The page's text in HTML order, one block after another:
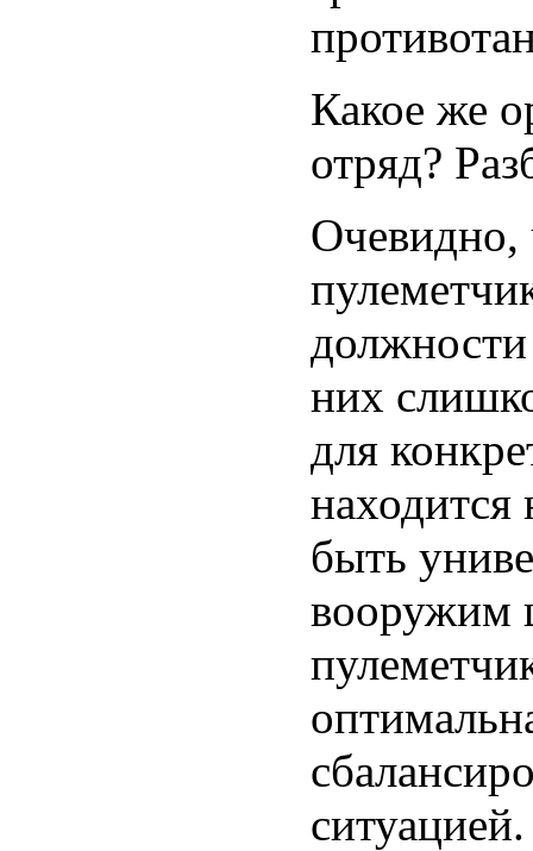
Какое же
отряд?
Очевидно,
них
для
находится
быть
вооружим
ситуацией.